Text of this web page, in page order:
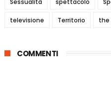
televisione Territorio the
COMMENTI